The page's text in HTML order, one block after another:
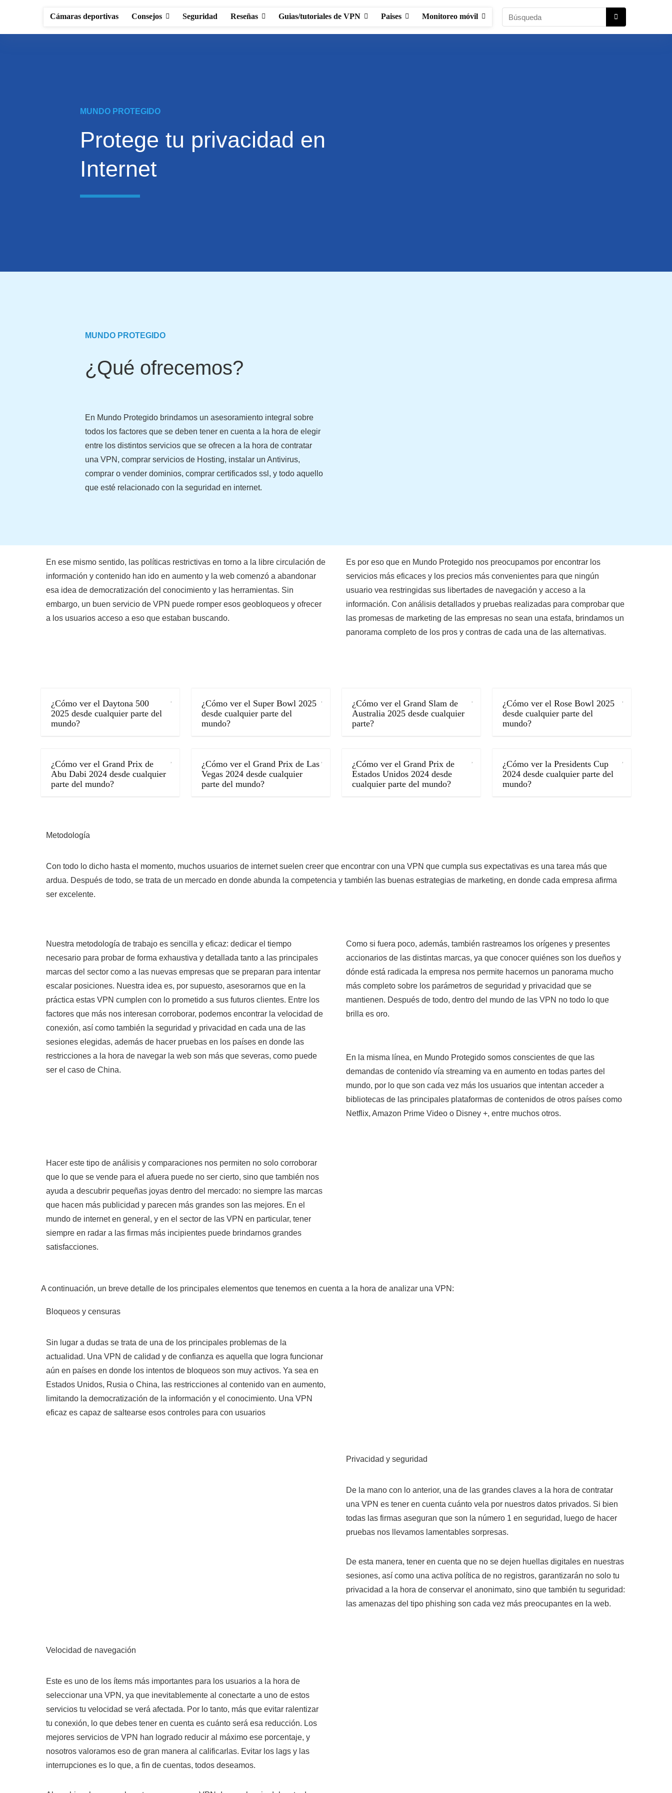
Cámaras deportivas Consejos Seguridad Reseñas Guias/tutoriales de VPN Paises Monitoreo móvil
MUNDO PROTEGIDO
¿Qué ofrecemos?
En Mundo Protegido brindamos un asesoramiento integral sobre
todos los factores que se deben tener en cuenta a la hora de elegir
entre los distintos servicios que se ofrecen a la hora de contratar
una VPN, comprar servicios de Hosting, instalar un Antivirus,
comprar o vender dominios, comprar certificados ssl, y todo aquello
que esté relacionado con la seguridad en internet.
En ese mismo sentido, las políticas restrictivas en torno a la libre circulación de
información y contenido han ido en aumento y la web comenzó a abandonar
esa idea de democratización del conocimiento y las herramientas. Sin
embargo, un buen servicio de VPN puede romper esos geobloqueos y ofrecer
a los usuarios acceso a eso que estaban buscando.
Es por eso que en Mundo Protegido nos preocupamos por encontrar los
servicios más eficaces y los precios más convenientes para que ningún
usuario vea restringidas sus libertades de navegación y acceso a la
información. Con análisis detallados y pruebas realizadas para comprobar que
las promesas de marketing de las empresas no sean una estafa, brindamos un
panorama completo de los pros y contras de cada una de las alternativas.
¿Cómo ver el Daytona 500
2025 desde cualquier parte del
mundo?
¿Cómo ver el Super Bowl 2025
desde cualquier parte del
mundo?
¿Cómo ver el Grand Slam de
Australia 2025 desde cualquier
parte?
¿Cómo ver el Rose Bowl 2025
desde cualquier parte del
mundo?
¿Cómo ver el Grand Prix de
Abu Dabi 2024 desde cualquier
parte del mundo?
¿Cómo ver el Grand Prix de Las
Vegas 2024 desde cualquier
parte del mundo?
¿Cómo ver el Grand Prix de
Estados Unidos 2024 desde
cualquier parte del mundo?
¿Cómo ver la Presidents Cup
2024 desde cualquier parte del
mundo?
Metodología
Con todo lo dicho hasta el momento, muchos usuarios de internet suelen creer que encontrar con una VPN que cumpla sus expectativas es una tarea más que
ardua. Después de todo, se trata de un mercado en donde abunda la competencia y también las buenas estrategias de marketing, en donde cada empresa afirma
ser excelente.
Nuestra metodología de trabajo es sencilla y eficaz: dedicar el tiempo
necesario para probar de forma exhaustiva y detallada tanto a las principales
marcas del sector como a las nuevas empresas que se preparan para intentar
escalar posiciones. Nuestra idea es, por supuesto, asesorarnos que en la
práctica estas VPN cumplen con lo prometido a sus futuros clientes. Entre los
factores que más nos interesan corroborar, podemos encontrar la velocidad de
conexión, así como también la seguridad y privacidad en cada una de las
sesiones elegidas, además de hacer pruebas en los países en donde las
restricciones a la hora de navegar la web son más que severas, como puede
ser el caso de China.
Como si fuera poco, además, también rastreamos los orígenes y presentes
accionarios de las distintas marcas, ya que conocer quiénes son los dueños y
dónde está radicada la empresa nos permite hacernos un panorama mucho
más completo sobre los parámetros de seguridad y privacidad que se
mantienen. Después de todo, dentro del mundo de las VPN no todo lo que
brilla es oro.
En la misma línea, en Mundo Protegido somos conscientes de que las
demandas de contenido vía streaming va en aumento en todas partes del
mundo, por lo que son cada vez más los usuarios que intentan acceder a
bibliotecas de las principales plataformas de contenidos de otros países como
Netflix, Amazon Prime Video o Disney +, entre muchos otros.
Hacer este tipo de análisis y comparaciones nos permiten no solo corroborar
que lo que se vende para el afuera puede no ser cierto, sino que también nos
ayuda a descubrir pequeñas joyas dentro del mercado: no siempre las marcas
que hacen más publicidad y parecen más grandes son las mejores. En el
mundo de internet en general, y en el sector de las VPN en particular, tener
siempre en radar a las firmas más incipientes puede brindarnos grandes
satisfacciones.
A continuación, un breve detalle de los principales elementos que tenemos en cuenta a la hora de analizar una VPN:
Bloqueos y censuras
Sin lugar a dudas se trata de una de los principales problemas de la
actualidad. Una VPN de calidad y de confianza es aquella que logra funcionar
aún en países en donde los intentos de bloqueos son muy activos. Ya sea en
Estados Unidos, Rusia o China, las restricciones al contenido van en aumento,
limitando la democratización de la información y el conocimiento. Una VPN
eficaz es capaz de saltearse esos controles para con usuarios
Privacidad y seguridad
De la mano con lo anterior, una de las grandes claves a la hora de contratar
una VPN es tener en cuenta cuánto vela por nuestros datos privados. Si bien
todas las firmas aseguran que son la número 1 en seguridad, luego de hacer
pruebas nos llevamos lamentables sorpresas.
De esta manera, tener en cuenta que no se dejen huellas digitales en nuestras
sesiones, así como una activa política de no registros, garantizarán no solo tu
privacidad a la hora de conservar el anonimato, sino que también tu seguridad:
las amenazas del tipo phishing son cada vez más preocupantes en la web.
Velocidad de navegación
Este es uno de los ítems más importantes para los usuarios a la hora de
seleccionar una VPN, ya que inevitablemente al conectarte a uno de estos
servicios tu velocidad se verá afectada. Por lo tanto, más que evitar ralentizar
tu conexión, lo que debes tener en cuenta es cuánto será esa reducción. Los
mejores servicios de VPN han logrado reducir al máximo ese porcentaje, y
nosotros valoramos eso de gran manera al calificarlas. Evitar los lags y las
interrupciones es lo que, a fin de cuentas, todos deseamos.